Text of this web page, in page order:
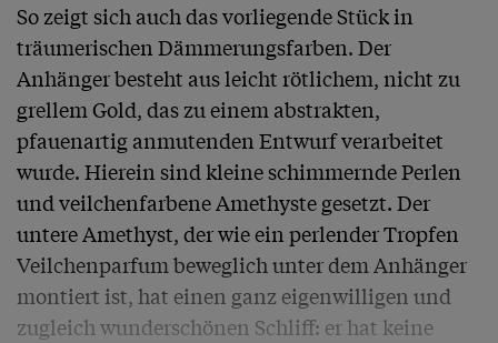
So zeigt sich auch das vorliegende Stück in
träumerischen Dämmerungsfarben. Der
Anhänger besteht aus leicht rötlichem, nicht zu
grellem Gold, das zu einem abstrakten,
pfauenartig anmutenden Entwurf verarbeitet
wurde. Hierein sind kleine schimmernde Perlen
und veilchenfarbene Amethyste gesetzt. Der
untere Amethyst, der wie ein perlender Tropfen
Veilchenparfum beweglich unter dem Anhänger
montiert ist, hat einen ganz eigenwilligen und
zugleich wunderschönen Schliff: er hat keine